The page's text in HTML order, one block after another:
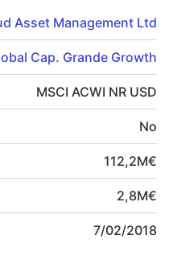
Asset Management Ltd
Cap. Grande Growth
MSCI ACWI NR USD
No
112,2M€
2,8M€
7/02/2018